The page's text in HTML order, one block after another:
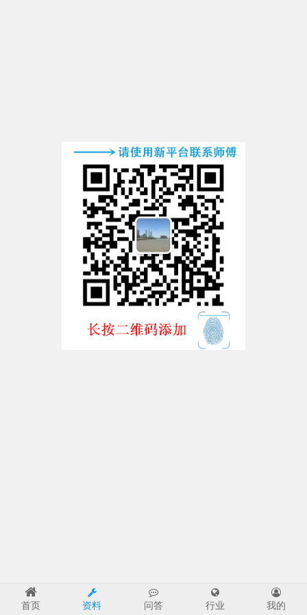
首页 资料 问答 行业 我的